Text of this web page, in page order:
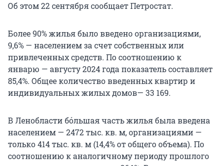
Об этом 22 сентября сообщает Петростат.
Более 90% жилья было введено организациями,
9,6% — населением за счет собственных или
привлеченных средств. По соотношению к
январю — августу 2024 года показатель составляет
85,4%. Общее количество введенных квартир и
индивидуальных жилых домов— 33 169.
В Ленобласти бóльшая часть жилья была введена
населением — 2472 тыс. кв. м, организациями —
только 414 тыс. кв. м (14,4% от общего объема). По
соотношению к аналогичному периоду прошлого